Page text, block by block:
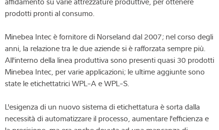
prodotti pronti al consumo.
Minebea Intec è fornitore di Norseland dal 2007; nel corso degli
anni, la relazione tra le due aziende si è rafforzata sempre più.
All'interno della linea produttiva sono presenti quasi 30 prodotti
Minebea Intec, per varie applicazioni; le ultime aggiunte sono
state le etichettatrici WPL-A e WPL-S.
L'esigenza di un nuovo sistema di etichettatura è sorta dalla
necessità di automatizzare il processo, aumentare l'efficienza e